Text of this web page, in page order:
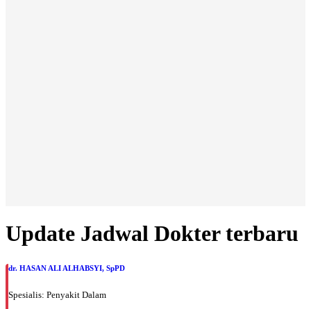
Update Jadwal Dokter terbaru
dr. HASAN ALI ALHABSYI, SpPD
Spesialis: Penyakit Dalam